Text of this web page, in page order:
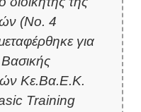
(No. 4
για
Κε.Βα.Ε.Κ.
Training